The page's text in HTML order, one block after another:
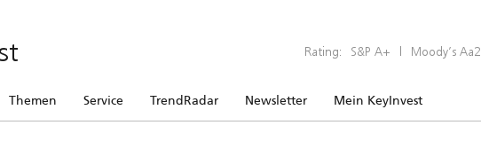
Rating: S&P A+ | Moody’s Aa2
Themen Service TrendRadar Newsletter Mein KeyInvest